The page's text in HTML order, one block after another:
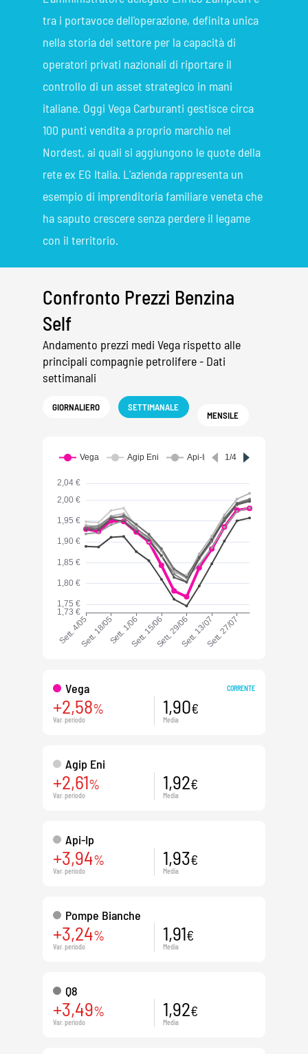
tra i portavoce dell'operazione, definita unica
nella storia del settore per la capacità di
operatori privati nazionali di riportare il
controllo di un asset strategico in mani
italiane. Oggi Vega Carburanti gestisce circa
100 punti vendita a proprio marchio nel
Nordest, ai quali si aggiungono le quote della
rete ex EG Italia. L'azienda rappresenta un
esempio di imprenditoria familiare veneta che
ha saputo crescere senza perdere il legame
con il territorio.
Confronto Prezzi Benzina
Self
Andamento prezzi medi Vega rispetto alle
principali compagnie petrolifere - Dati
settimanali
GIORNALIERO SETTIMANALE
MENSILE
Vega CORRENTE
+2,58%
Var. periodo
1,90€
Media
Agip Eni
+2,61%
Var. periodo
1,92€
Media
Api-Ip
+3,94%
Var. periodo
1,93€
Media
Pompe Bianche
+3,24%
Var. periodo
1,91€
Media
Q8
+3,49%
Var. periodo
1,92€
Media